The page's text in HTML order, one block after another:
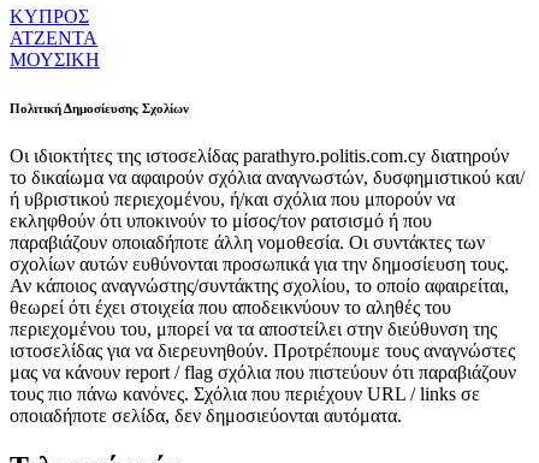
ΚΥΠΡΟΣ
ΑΤΖΕΝΤΑ
ΜΟΥΣΙΚΗ
Πολιτική Δημοσίευσης Σχολίων
Οι ιδιοκτήτες της ιστοσελίδας parathyro.politis.com.cy διατηρούν
το δικαίωμα να αφαιρούν σχόλια αναγνωστών, δυσφημιστικού και/
ή υβριστικού περιεχομένου, ή/και σχόλια που μπορούν να
εκληφθούν ότι υποκινούν το μίσος/τον ρατσισμό ή που
παραβιάζουν οποιαδήποτε άλλη νομοθεσία. Οι συντάκτες των
σχολίων αυτών ευθύνονται προσωπικά για την δημοσίευση τους.
Αν κάποιος αναγνώστης/συντάκτης σχολίου, το οποίο αφαιρείται,
θεωρεί ότι έχει στοιχεία που αποδεικνύουν το αληθές του
περιεχομένου του, μπορεί να τα αποστείλει στην διεύθυνση της
ιστοσελίδας για να διερευνηθούν. Προτρέπουμε τους αναγνώστες
μας να κάνουν report / flag σχόλια που πιστεύουν ότι παραβιάζουν
τους πιο πάνω κανόνες. Σχόλια που περιέχουν URL / links σε
οποιαδήποτε σελίδα, δεν δημοσιεύονται αυτόματα.